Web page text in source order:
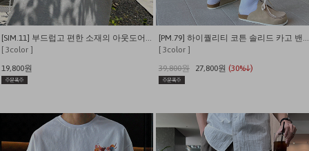
[SIM.11] 부드럽고 편한 소재의 아웃도어 캠퍼 반팔티
[ 3color ]
19,800원
[PM.79] 하이퀄리티 코튼 솔리드 카고 밴딩 내추럴핏 반바지
[ 3color ]
39,800원
27,800원 (30%↓)